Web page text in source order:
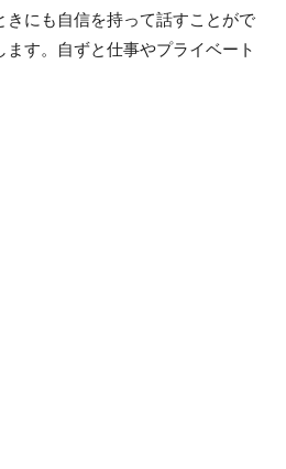
きにも自信を持って話すことがで
ます。自ずと仕事やプライベート